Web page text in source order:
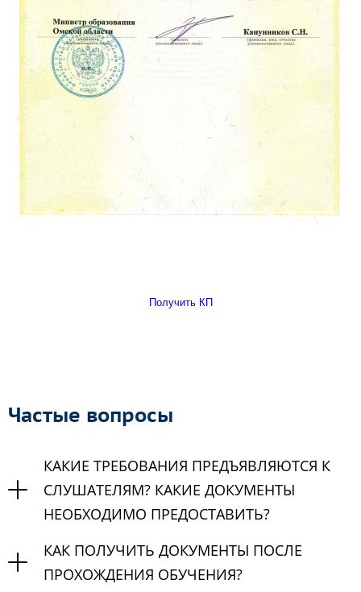
Получить КП
Частые вопросы
КАКИЕ ТРЕБОВАНИЯ ПРЕДЪЯВЛЯЮТСЯ К
СЛУШАТЕЛЯМ? КАКИЕ ДОКУМЕНТЫ
НЕОБХОДИМО ПРЕДОСТАВИТЬ?
КАК ПОЛУЧИТЬ ДОКУМЕНТЫ ПОСЛЕ
ПРОХОЖДЕНИЯ ОБУЧЕНИЯ?